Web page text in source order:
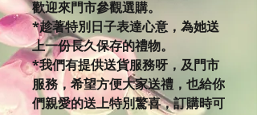
歡迎來門市參觀選購。
*趁著特別日子表達心意，為她送
上一份長久保存的禮物。
*我們有提供送貨服務呀，及門市
服務，希望方便大家送禮，也給你
們親愛的送上特別驚喜，訂購時可